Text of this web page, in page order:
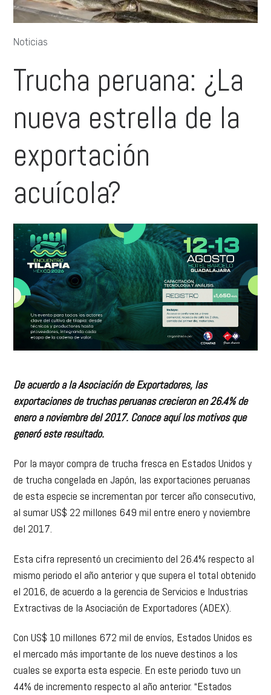
Noticias
Trucha peruana: ¿La
nueva estrella de la
exportación
acuícola?
De acuerdo a la Asociación de Exportadores, las
exportaciones de truchas peruanas crecieron en 26.4% de
enero a noviembre del 2017. Conoce aquí los motivos que
generó este resultado.
Por la mayor compra de trucha fresca en Estados Unidos y
de trucha congelada en Japón, las exportaciones peruanas
de esta especie se incrementan por tercer año consecutivo,
al sumar US$ 22 millones 649 mil entre enero y noviembre
del 2017.
Esta cifra representó un crecimiento del 26.4% respecto al
mismo periodo el año anterior y que supera el total obtenido
el 2016, de acuerdo a la gerencia de Servicios e Industrias
Extractivas de la Asociación de Exportadores (ADEX).
Con US$ 10 millones 672 mil de envíos, Estados Unidos es
el mercado más importante de los nueve destinos a los
cuales se exporta esta especie. En este periodo tuvo un
44% de incremento respecto al año anterior. “Estados